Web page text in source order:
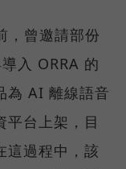
，曾邀請部份
入 ORRA 的
為 AI 離線語音
平台上架，目
這過程中，該